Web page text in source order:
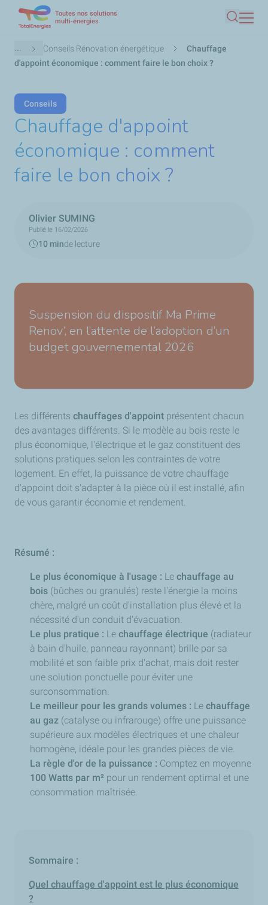
contenu
principal
Toutes nos solutions
multi-énergies
Fil
d'Ariane
... Conseils Rénovation énergétique
Chauffage
d'appoint économique : comment faire le bon choix ?
Conseils
Chauffage d'appoint
économique : comment
faire le bon choix ?
Olivier SUMING
Publié le 16/02/2026
10 minde lecture
Suspension du dispositif Ma Prime
Renov’, en l’attente de l’adoption d’un
budget gouvernemental 2026
Les différents chauffages d'appoint présentent chacun
des avantages différents. Si le modèle au bois reste le
plus économique, l'électrique et le gaz constituent des
solutions pratiques selon les contraintes de votre
logement. En effet, la puissance de votre chauffage
d'appoint doit s'adapter à la pièce où il est installé, afin
de vous garantir économie et rendement.
Résumé :
Le plus économique à l'usage : Le chauffage au
bois (bûches ou granulés) reste l'énergie la moins
chère, malgré un coût d'installation plus élevé et la
nécessité d'un conduit d'évacuation.
Le plus pratique : Le chauffage électrique (radiateur
à bain d'huile, panneau rayonnant) brille par sa
mobilité et son faible prix d'achat, mais doit rester
une solution ponctuelle pour éviter une
surconsommation.
Le meilleur pour les grands volumes : Le chauffage
au gaz (catalyse ou infrarouge) offre une puissance
supérieure aux modèles électriques et une chaleur
homogène, idéale pour les grandes pièces de vie.
La règle d'or de la puissance : Comptez en moyenne
100 Watts par m² pour un rendement optimal et une
consommation maîtrisée.
Sommaire :
Quel chauffage d'appoint est le plus économique
?